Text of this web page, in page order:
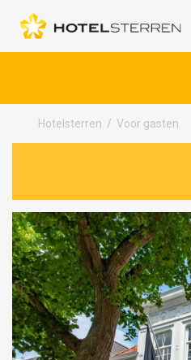
Hotelsterren / Voor gasten